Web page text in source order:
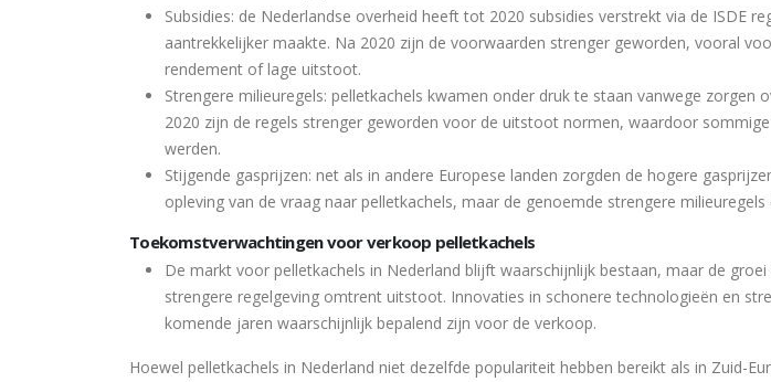
Subsidies: de Nederlandse overheid heeft tot 2020 subsidies verstrekt via de ISDE
aantrekkelijker maakte. Na 2020 zijn de voorwaarden strenger geworden, vooral
rendement of lage uitstoot.
Strengere milieuregels: pelletkachels kwamen onder druk te staan vanwege zorgen
2020 zijn de regels strenger geworden voor de uitstoot normen, waardoor
werden.
Stijgende gasprijzen: net als in andere Europese landen zorgden de hogere
opleving van de vraag naar pelletkachels, maar de genoemde strengere
Toekomstverwachtingen voor verkoop pelletkachels
De markt voor pelletkachels in Nederland blijft waarschijnlijk bestaan, maar de
strengere regelgeving omtrent uitstoot. Innovaties in schonere technologieën en
komende jaren waarschijnlijk bepalend zijn voor de verkoop.
Hoewel pelletkachels in Nederland niet dezelfde populariteit hebben bereikt als in Zuid-